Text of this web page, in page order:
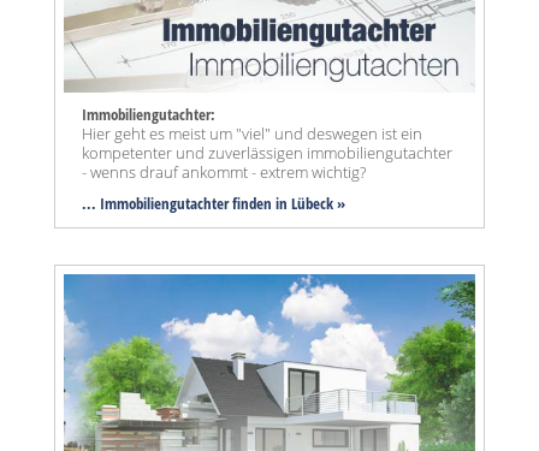
Immobiliengutachter:
Hier geht es meist um "viel" und deswegen ist ein
kompetenter und zuverlässigen immobiliengutachter
- wenns drauf ankommt - extrem wichtig?
... Immobiliengutachter finden in Lübeck »